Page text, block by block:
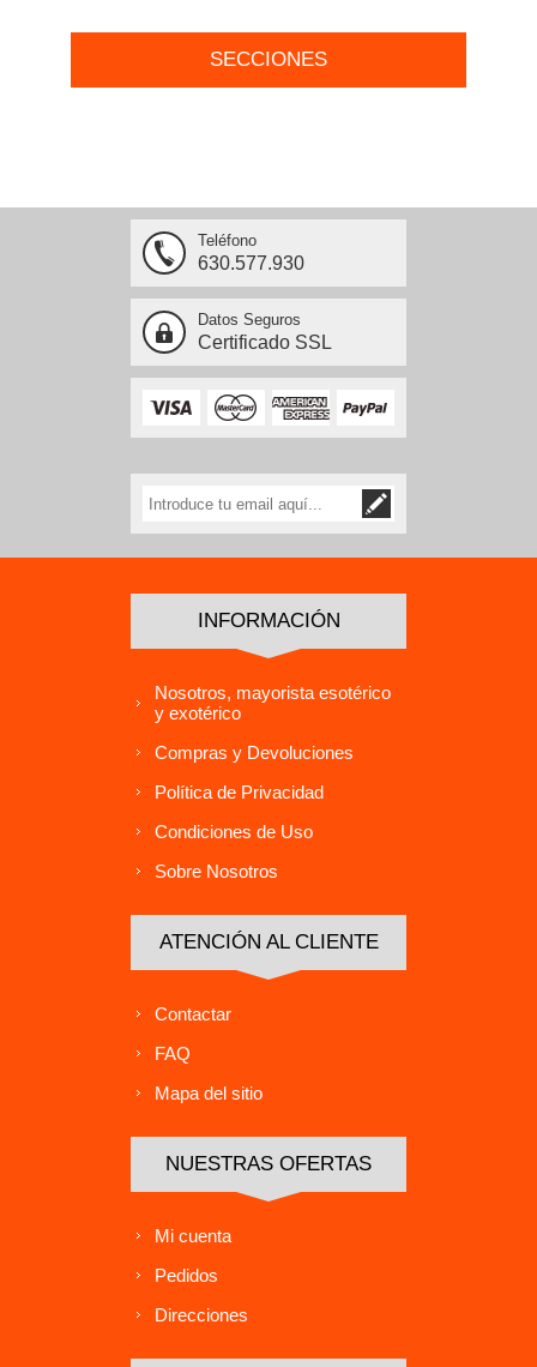
SECCIONES
Teléfono
630.577.930
Datos Seguros
Certificado SSL
INFORMACIÓN
Nosotros, mayorista esotérico
y exotérico
Compras y Devoluciones
Política de Privacidad
Condiciones de Uso
Sobre Nosotros
ATENCIÓN AL CLIENTE
Contactar
FAQ
Mapa del sitio
NUESTRAS OFERTAS
Mi cuenta
Pedidos
Direcciones